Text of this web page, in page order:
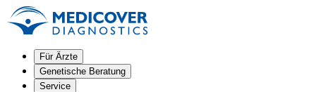
Für Ärzte
Genetische Beratung
Service